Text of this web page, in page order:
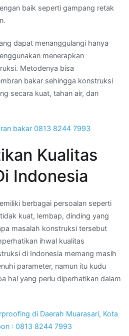
baik seperti gampang retak
dapat menanggulangi hanya
menerapkan
Metodenya bisa
bakar sehingga konstruksi
secara kuat, tahan air, dan
Kualitas
Indonesia
berbagai persoalan seperti
kuat, lembap, dinding yang
masalah konstruksi tersebut
ihwal kualitas
di Indonesia memang masih
parameter, namun itu kudu
hal yang perlu diperhatikan dalam